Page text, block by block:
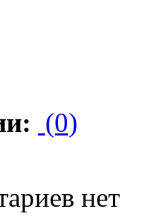
(0)
нет